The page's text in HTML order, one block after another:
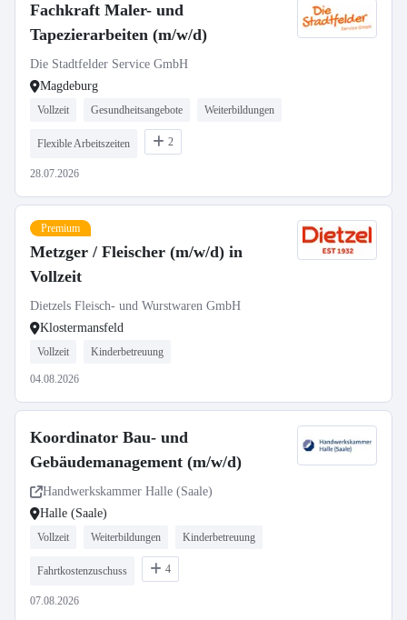
Fachkraft Maler- und
Tapezierarbeiten (m/w/d)
Die Stadtfelder Service GmbH
Magdeburg
Vollzeit Gesundheitsangebote Weiterbildungen
Flexible Arbeitszeiten 2
28.07.2026
Premium
Metzger / Fleischer (m/w/d) in
Vollzeit
Dietzels Fleisch- und Wurstwaren GmbH
Klostermansfeld
Vollzeit Kinderbetreuung
04.08.2026
Koordinator Bau- und
Gebäudemanagement (m/w/d)
Handwerkskammer Halle (Saale)
Halle (Saale)
Vollzeit Weiterbildungen Kinderbetreuung
Fahrtkostenzuschuss 4
07.08.2026